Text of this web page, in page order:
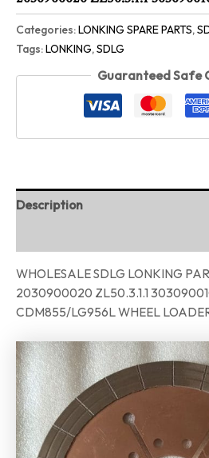
Categories:LONKING SPARE PARTS,
Tags:LONKING,SDLG
Guaranteed Safe
Description
WHOLESALE SDLG LONKING
2030900020 ZL50.3.1.1
CDM855/LG956L WHEEL